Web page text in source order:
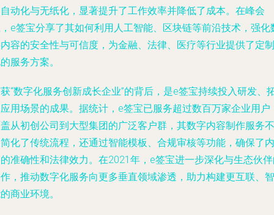
动化与无纸化，显著提升了工作效率并降低了成本。在峰会
e签宝分享了其如何利用人工智能、区块链等前沿技术，强化
容的安全性与可信度，为金融、法律、医疗等行业提供了定制
服务方案。
“数字化服务创新成长企业”的背后，是e签宝持续投入研发、
用场景的成果。据统计，e签宝已服务超过数百万家企业用户
从初创公司到大型集团的广泛客户群，其数字内容制作服务不
化了传统流程，还通过智能模板、合规审核等功能，确保了内
准确性和法律效力。在2021年，e签宝进一步深化与生态伙
，推动数字化服务向更多垂直领域渗透，助力构建更互联、智
商业环境。